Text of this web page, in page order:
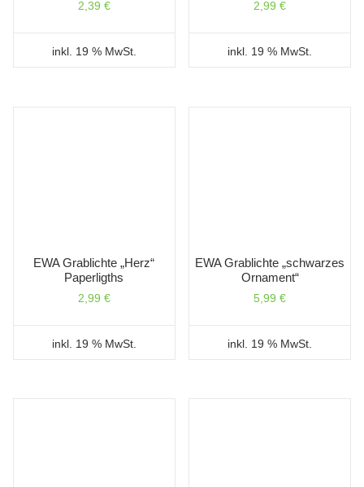
2,39 €
inkl. 19 % MwSt.
2,99€
inkl. 19 % MwSt.
EWA Grablichte „Herz“
Paperligths
2,99 €
inkl. 19 % MwSt.
EWA Grablichte „schwarzes
Ornament“
5,99€
inkl. 19 % MwSt.